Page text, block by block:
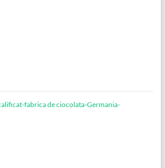
fabrica de ciocolata-Germania-